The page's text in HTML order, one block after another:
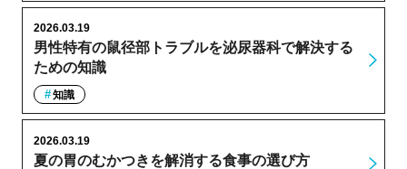
男性特有の鼠径部トラブルを泌尿器科で解決する
ための知識
2026.03.19
知識
夏の胃のむかつきを解消する食事の選び方
2026.03.19